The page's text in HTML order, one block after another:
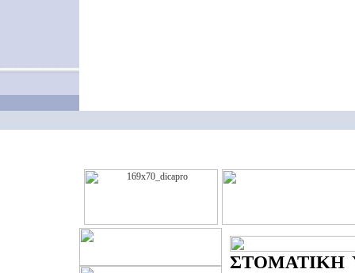
ΣΤΟΜΑΤΙΚΗ